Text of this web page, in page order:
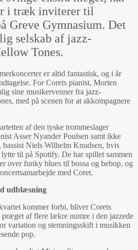
i træk inviterer til
Greve Gymnasium. Det
selskab af jazz-
Tones.
er altid fantastisk, og i år
For Corets pianist, Morten
sine musikervenner fra jazz-
med på scenen for at akkompagnere
af den tyske trommeslager
Asser Nyander Poulsen samt ikke
bassist Niels Wilhelm Knudsen, hvis
til på Spotify. De har spillet sammen
over funky blues til bossa og bebop, og
med Coret.
udblæsning
kommer forbi, bliver Corets
af flere lækre numre i den jazzede
variation og stemningsskift i musikken
pop.